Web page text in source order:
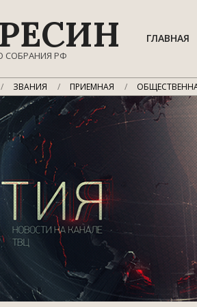
СОБРАНИЯ РФ
ГЛАВНАЯ
ЗВАНИЯ ПРИЕМНАЯ